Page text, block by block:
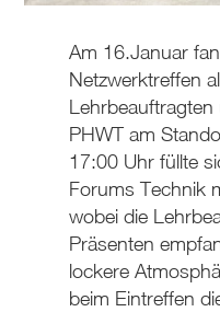
Am 16.Januar
Netzwerktreffen
PHWT am
17:00 Uhr füllte
Forums Technik
wobei die
Präsenten
lockere
beim Eintreffen